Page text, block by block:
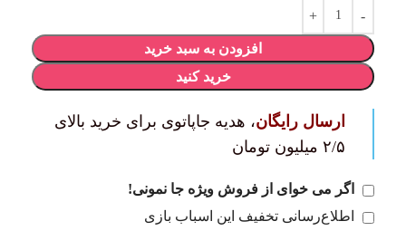
افزودن به سبد خرید
خرید کنید
ارسال رایگان، هدیه جاپاتوی برای خرید بالای
۲/۵ میلیون تومان
اگر می خوای از فروش ویژه جا نمونی!
اطلاع‌رسانی تخفیف این اسباب بازی